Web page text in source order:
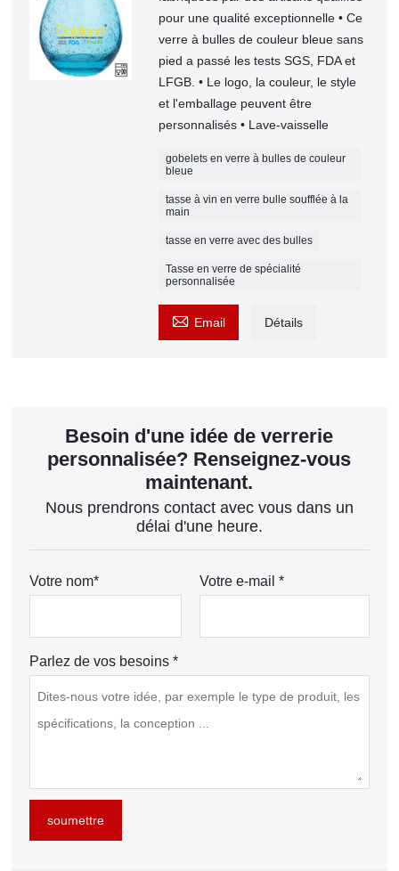
pour une qualité exceptionnelle • Ce
verre à bulles de couleur bleue sans
pied a passé les tests SGS, FDA et
LFGB. • Le logo, la couleur, le style
et l'emballage peuvent être
personnalisés • Lave-vaisselle
gobelets en verre à bulles de couleur
bleue
tasse à vin en verre bulle soufflée à la
main
tasse en verre avec des bulles
Tasse en verre de spécialité
personnalisée
 Email Détails
Besoin d'une idée de verrerie
personnalisée? Renseignez-vous
maintenant.
Nous prendrons contact avec vous dans un
délai d'une heure.
Votre nom* Votre e-mail *
Parlez de vos besoins *
soumettre